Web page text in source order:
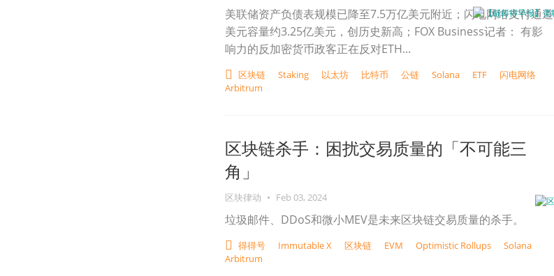
美联储资产负债表规模已降至7.5万亿美元附近；闪电网络支付通道
美元容量约3.25亿美元，创历史新高；FOX Business记者： 有影
响力的反加密货币政客正在反对ETH...
区块链 Staking 以太坊 比特币 公链 Solana ETF
闪电网络
Arbitrum
区块链杀手：困扰交易质量的「不可能三
角」
区块律动 • Feb 03, 2024
垃圾邮件、DDoS和微小MEV是未来区块链交易质量的杀手。
得得号 Immutable X 区块链 EVM Optimistic Rollups
Solana
Arbitrum